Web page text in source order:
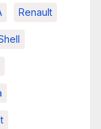
Renault